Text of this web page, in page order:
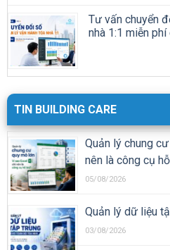
Tư vấn chuyển
nhà 1:1 miễn
TIN BUILDING CARE
Quản lý chung
nên là công cụ
05/08/2026
Quản lý dữ liệu
03/08/2026